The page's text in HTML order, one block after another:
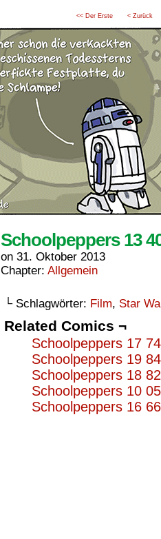
<< Der Erste < Zurück
Schoolpeppers 13
on 31. Oktober 2013
Chapter: Allgemein
└ Schlagwörter: Film, Star
Related Comics ¬
Schoolpeppers 17
Schoolpeppers 19
Schoolpeppers 18
Schoolpeppers 10
Schoolpeppers 16